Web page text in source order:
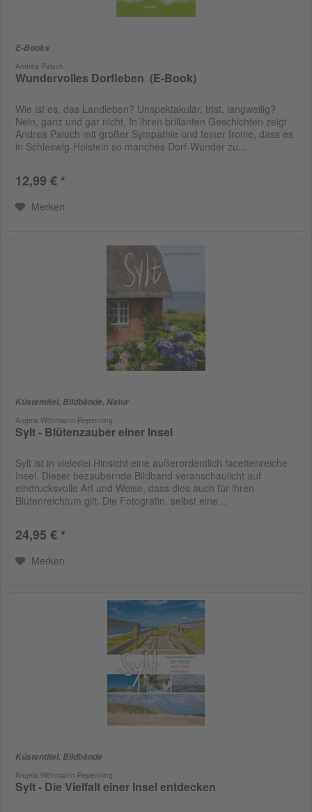
E-Books
Andrea Paluch
Wundervolles Dorfleben (E-Book)
Wie ist es, das Landleben? Unspektakulär, trist, langweilig?
Nein, ganz und gar nicht. In ihren brillanten Geschichten zeigt
Andrea Paluch mit großer Sympathie und feiner Ironie, dass es
in Schleswig-Holstein so manches Dorf-Wunder zu...
12,99 € *
Merken
Küstentitel, Bildbände,Natur
Angela Wöhrmann-Repenning
Sylt - Blütenzauber einer Insel
Sylt ist in vielerlei Hinsicht eine außerordentlich facettenreiche
Insel. Dieser bezaubernde Bildband veranschaulicht auf
eindrucksvolle Art und Weise, dass dies auch für ihren
Blütenreichtum gilt. Die Fotografin, selbst eine...
24,95 € *
Merken
Küstentitel, Bildbände
Angela Wöhrmann-Repenning
Sylt - Die Vielfalt einer Insel entdecken